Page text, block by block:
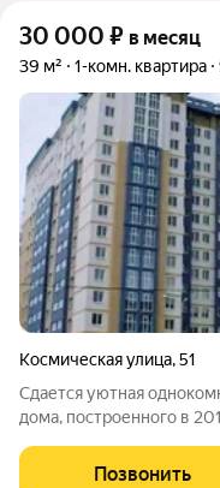
30 000 ₽ в месяц
39 м² 1-комн. квартира
Космическая улица,51
Сдается уютная
дома, построенного в
проживания. Из мебели :
Позвонить